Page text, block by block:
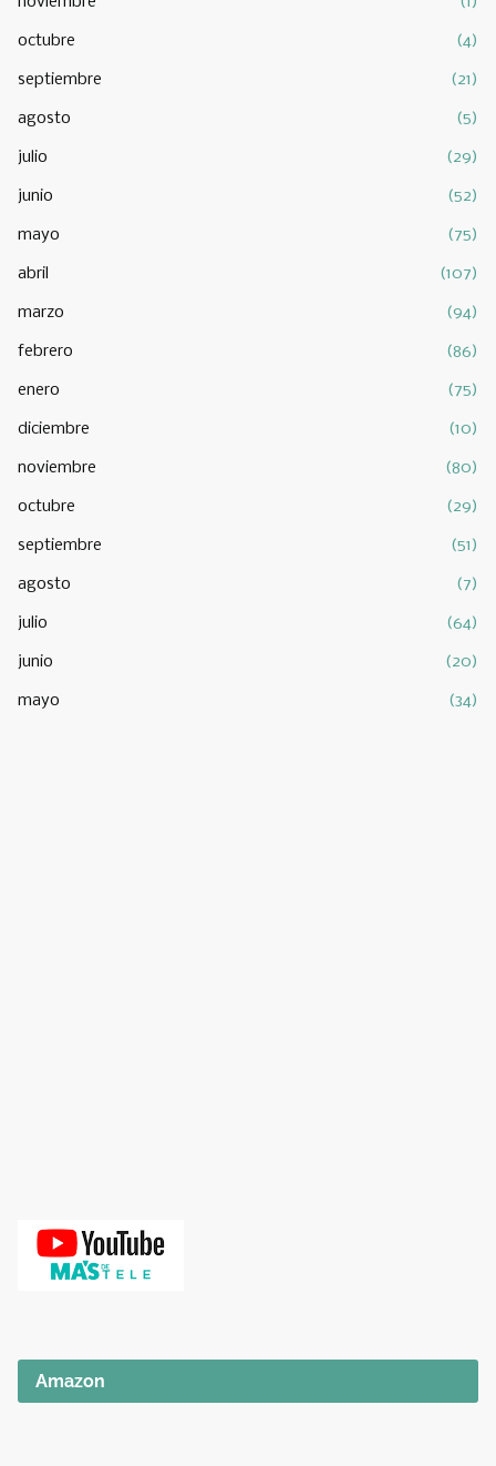
octubre (4)
septiembre (21)
agosto (5)
julio (29)
junio (52)
mayo (75)
abril (107)
marzo (94)
febrero (86)
enero (75)
diciembre (10)
noviembre (80)
octubre (29)
septiembre (51)
agosto (7)
julio (64)
junio (20)
mayo (34)
Amazon